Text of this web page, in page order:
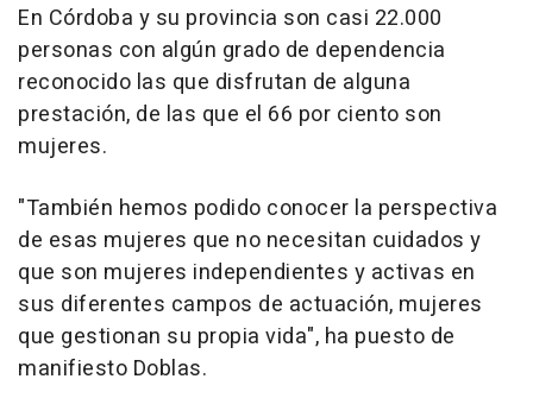
En Córdoba y su provincia son casi 22.000
personas con algún grado de dependencia
reconocido las que disfrutan de alguna
prestación, de las que el 66 por ciento son
mujeres.
"También hemos podido conocer la perspectiva
de esas mujeres que no necesitan cuidados y
que son mujeres independientes y activas en
sus diferentes campos de actuación, mujeres
que gestionan su propia vida", ha puesto de
manifiesto Doblas.